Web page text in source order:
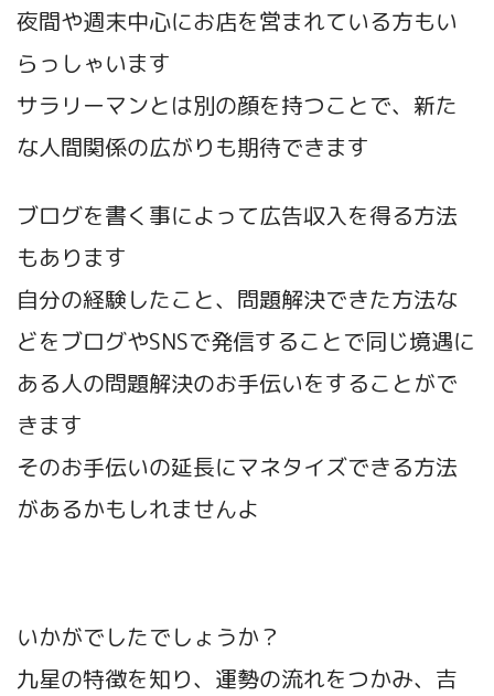
夜間や週末中心にお店を営まれている方もい
らっしゃいます
サラリーマンとは別の顔を持つことで、新た
な人間関係の広がりも期待できます
ブログを書く事によって広告収入を得る方法
もあります
自分の経験したこと、問題解決できた方法な
どをブログやSNSで発信することで同じ境遇に
ある人の問題解決のお手伝いをすることがで
きます
そのお手伝いの延長にマネタイズできる方法
があるかもしれませんよ
いかがでしたでしょうか？
九星の特徴を知り、運勢の流れをつかみ、吉